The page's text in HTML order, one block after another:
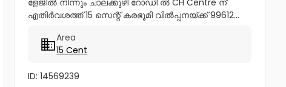
ളേജിൽ നിന്നും ചാലക്കുഴി റോഡി ൽ CH Centre ന്
എതിർവശത്ത് 15 സെന്റ് കരഭൂമി വിൽപ്പനയ്ക്ക് 99612...
Area
15 Cent
ID: 14569239